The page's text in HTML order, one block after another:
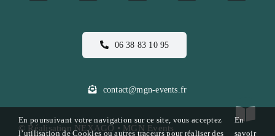
© Réalisation NEXAGO • MGN Events
06 38 83 10 95
contact@mgn-events.fr
En poursuivant votre navigation sur ce site, vous acceptez
l’utilisation de Cookies ou autres traceurs pour réaliser des
En
savoir